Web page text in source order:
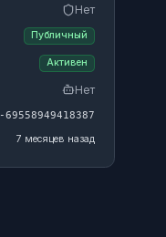
Нет
Публичный
Активен
Нет
-69558949418387
7 месяцев назад